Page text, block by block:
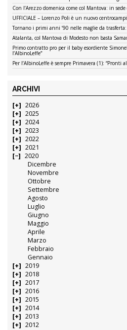
Con l’Arezzo domenica come col Mantova: in
UFFICIALE – Lorenzo Poli è un nuovo
Tornano i primi anni ’90 nelle maglie da trasferta:
Atalanta, col Mantova di Modesto non basta
Primo contratto pro per il baby esordiente
l’AlbinoLeffe”
Per l’AlbinoLeffe è sempre Primavera (1): “Pronti
ARCHIVI
2026
2025
2024
2023
2022
2021
2020
Dicembre
Novembre
Ottobre
Settembre
Agosto
Luglio
Giugno
Maggio
Aprile
Marzo
Febbraio
Gennaio
2019
2018
2017
2016
2015
2014
2013
2012